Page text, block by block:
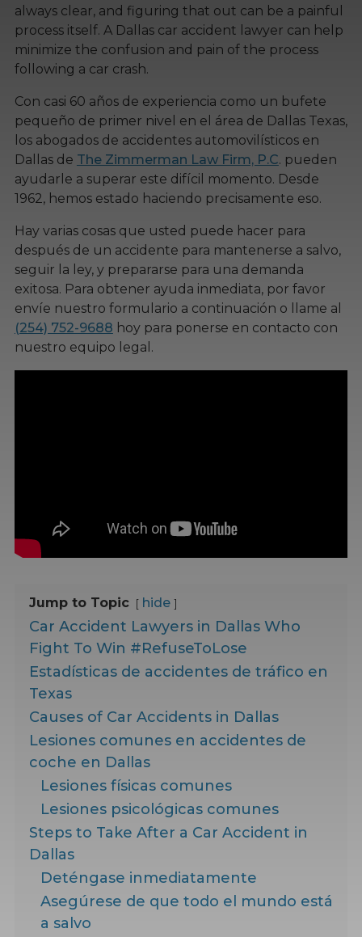
always clear, and figuring that out can be a painful
process itself. A Dallas car accident lawyer can help
minimize the confusion and pain of the process
following a car crash.
Con casi 60 años de experiencia como un bufete
pequeño de primer nivel en el área de Dallas Texas,
los abogados de accidentes automovilísticos en
Dallas de The Zimmerman Law Firm, P.C. pueden
ayudarle a superar este difícil momento. Desde
1962, hemos estado haciendo precisamente eso.
Hay varias cosas que usted puede hacer para
después de un accidente para mantenerse a salvo,
seguir la ley, y prepararse para una demanda
exitosa. Para obtener ayuda inmediata, por favor
envíe nuestro formulario a continuación o llame al
(254) 752-9688 hoy para ponerse en contacto con
nuestro equipo legal.
Jump to Topic hide
Car Accident Lawyers in Dallas Who
Fight To Win #RefuseToLose
Estadísticas de accidentes de tráfico en
Texas
Causes of Car Accidents in Dallas
Lesiones comunes en accidentes de
coche en Dallas
Lesiones físicas comunes
Lesiones psicológicas comunes
Steps to Take After a Car Accident in
Dallas
Deténgase inmediatamente
Asegúrese de que todo el mundo está
a salvo